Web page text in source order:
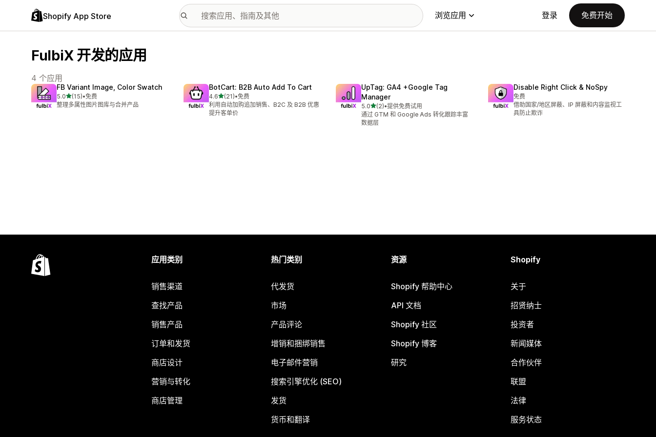
Shopify App Store 浏览应用 登录 免费开始
FulbiX 开发的应用
4 个应用
FB Variant Image, Color Swatch
5.0星（满分 5 星）
(15)
总共 15 条评论
•免费
整理多属性图片图库与合并产品
BotCart: B2B Auto Add To Cart
4.6星（满分 5 星）
(21)
总共 21 条评论
•免费
利用自动加购追加销售、B2C 及 B2B 优惠
提升客单价
UpTag: GA4 +Google Tag
Manager
5.0星（满分 5 星）
(2)
总共 2 条评论
•提供免费试用
通过 GTM 和 Google Ads 转化跟踪丰富
数据层
Disable Right Click & NoSpy
免费
借助国家/地区屏蔽、IP 屏蔽和内容监视工
具防止欺诈
应用类别
销售渠道
查找产品
销售产品
订单和发货
商店设计
营销与转化
商店管理
热门类别
代发货
市场
产品评论
增销和捆绑销售
电子邮件营销
搜索引擎优化 (SEO)
发货
货币和翻译
资源
Shopify 帮助中心
API 文档
Shopify 社区
Shopify 博客
研究
Shopify
关于
招贤纳士
投资者
新闻媒体
合作伙伴
联盟
法律
服务状态